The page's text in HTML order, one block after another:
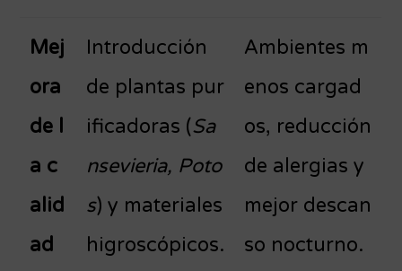
Mej
ora
de l
a c
alid
ad
Introducción
de plantas pur
ificadoras (Sa
nsevieria, Poto
s) y materiales
higroscópicos.
Ambientes m
enos cargad
os, reducción
de alergias y
mejor descan
so nocturno.